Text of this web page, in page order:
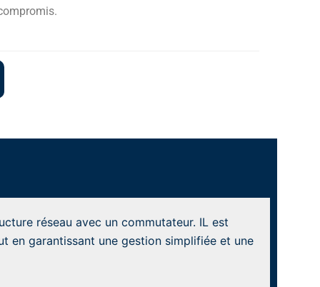
réseau avec un commutateur. IL est
en garantissant une gestion simplifiée et une